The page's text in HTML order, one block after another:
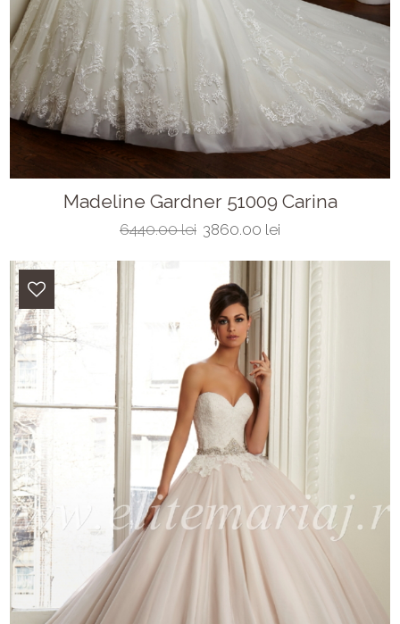
Madeline Gardner 51009 Carina
6440.00 lei 3860.00 lei